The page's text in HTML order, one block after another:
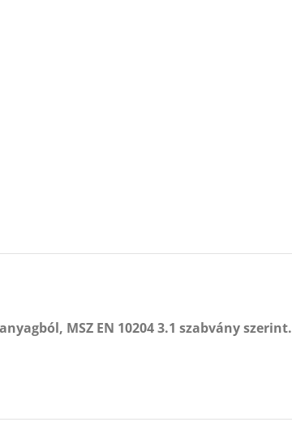
MSZ EN 10204 3.1 szabvány szerint.